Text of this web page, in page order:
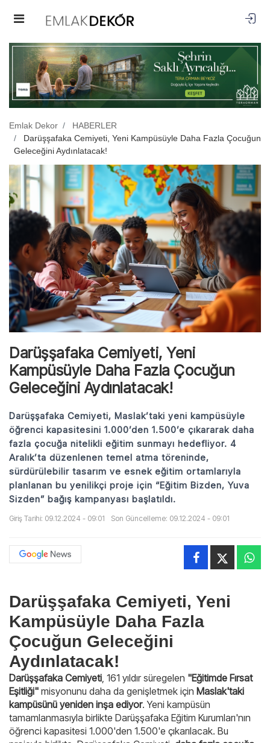
Emlak Dekor
HABERLER
Darüşşafaka Cemiyeti, Yeni Kampüsüyle Daha Fazla Çocuğun
Geleceğini Aydınlatacak!
Darüşşafaka Cemiyeti, Yeni
Kampüsüyle Daha Fazla Çocuğun
Geleceğini Aydınlatacak!
Darüşşafaka Cemiyeti, Maslak’taki yeni kampüsüyle
öğrenci kapasitesini 1.000’den 1.500’e çıkararak daha
fazla çocuğa nitelikli eğitim sunmayı hedefliyor. 4
Aralık’ta düzenlenen temel atma töreninde,
sürdürülebilir tasarım ve esnek eğitim ortamlarıyla
planlanan bu yenilikçi proje için “Eğitim Bizden, Yuva
Sizden” bağış kampanyası başlatıldı.
Giriş Tarihi: 09.12.2024 - 09:01 Son Güncelleme: 09.12.2024 - 09:01
Darüşşafaka Cemiyeti, Yeni
Kampüsüyle Daha Fazla
Çocuğun Geleceğini
Aydınlatacak!
Darüşşafaka Cemiyeti, 161 yıldır süregelen "Eğitimde Fırsat
Eşitliği" misyonunu daha da genişletmek için Maslak'taki
kampüsünü yeniden inşa ediyor. Yeni kampüsün
tamamlanmasıyla birlikte Darüşşafaka Eğitim Kurumları'nın
öğrenci kapasitesi 1.000'den 1.500'e çıkarılacak. Bu